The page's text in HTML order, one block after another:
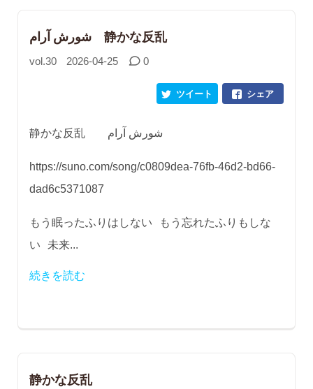
شورش آرام 静かな反乱
vol.30 2026-04-25 0
シェア
ツイート
https://suno.com/song/c0809dea-76fb-46d2-bd66-
dad6c5371087
もう眠ったふりはしない もう忘れたふりもしな
い 未来...
続きを読む
静かな反乱